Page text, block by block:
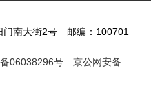
门南大街2号 邮编：100701
06038296号
京公网安备